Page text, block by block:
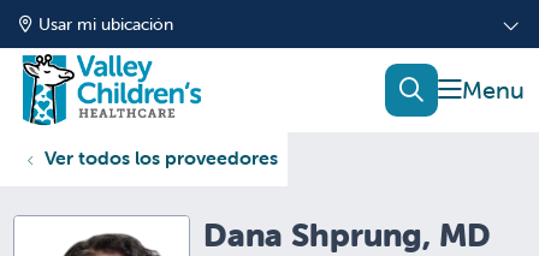
Usar mi ubicación
mostrar
buscar
Ver todos los proveedores
Dana Shprung, MD